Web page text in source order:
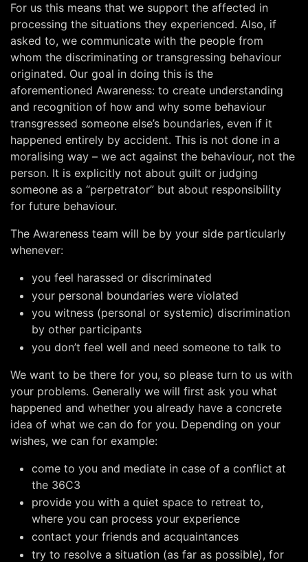
For us this means that we support the affected in
processing the situations they experienced. Also, if
asked to, we communicate with the people from
whom the discriminating or transgressing behaviour
originated. Our goal in doing this is the
aforementioned Awareness: to create understanding
and recognition of how and why some behaviour
transgressed someone else’s boundaries, even if it
happened entirely by accident. This is not done in a
moralising way – we act against the behaviour, not the
person. It is explicitly not about guilt or judging
someone as a “perpetrator” but about responsibility
for future behaviour.
The Awareness team will be by your side particularly
whenever:
you feel harassed or discriminated
your personal boundaries were violated
you witness (personal or systemic) discrimination
by other participants
you don’t feel well and need someone to talk to
We want to be there for you, so please turn to us with
your problems. Generally we will first ask you what
happened and whether you already have a concrete
idea of what we can do for you. Depending on your
wishes, we can for example:
come to you and mediate in case of a conflict at
the 36C3
provide you with a quiet space to retreat to,
where you can process your experience
contact your friends and acquaintances
try to resolve a situation (as far as possible), for